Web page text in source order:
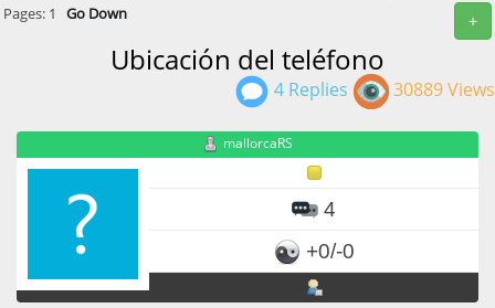
+
Pages: 1 Go Down
Ubicación del teléfono
4 Replies 30889 Views
mallorcaRS
4
+0/-0